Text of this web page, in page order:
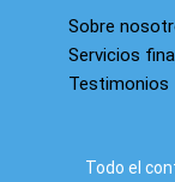
Todo el
Sobre
Servicios
Testimonios